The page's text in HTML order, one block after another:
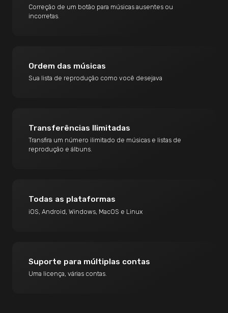
Correção de um botão para músicas ausentes ou
incorretas.
Ordem das músicas
Sua lista de reprodução como você desejava
Transferências Ilimitadas
Transfira um número ilimitado de músicas e listas de
reprodução e álbuns.
Todas as plataformas
iOS, Android, Windows, MacOS e Linux
Suporte para múltiplas contas
Uma licença, várias contas.